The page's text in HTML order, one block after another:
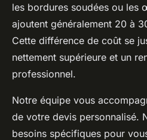
les bordures soudées ou les
ajoutent généralement 20 à
Cette différence de coût se
nettement supérieure et un
professionnel.
Notre équipe vous
de votre devis personnalisé.
besoins spécifiques pour